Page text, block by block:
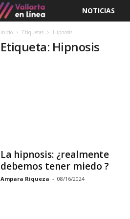
e
NOTICIAS
Inicio Etiquetas Hipnosis
Etiqueta: Hipnosis
La hipnosis: ¿realmente
debemos tener miedo ?
Ampara Riqueza - 08/16/2024